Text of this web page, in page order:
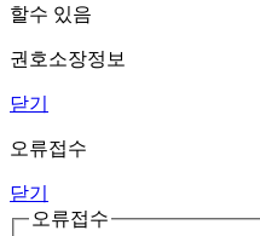
할수 있음
권호소장정보
닫기
오류접수
닫기
오류접수